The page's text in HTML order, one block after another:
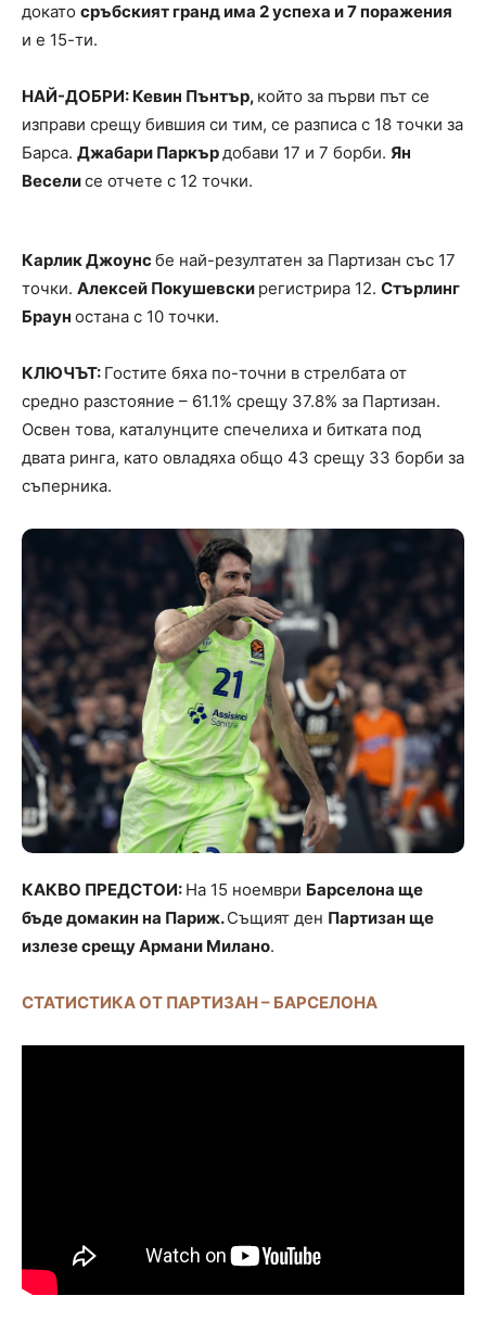
докато сръбският гранд има 2 успеха и 7 поражения
и е 15-ти.
НАЙ-ДОБРИ: Кевин Пънтър, който за първи път се
изправи срещу бившия си тим, се разписа с 18 точки за
Барса. Джабари Паркърдобави 17 и 7 борби. Ян
Веселисе отчете с 12 точки.
Карлик Джоунсбе най-резултатен за Партизан със 17
точки. Алексей Покушевски регистрира 12. Стърлинг
Браун остана с 10 точки.
КЛЮЧЪТ: Гостите бяха по-точни в стрелбата от
средно разстояние – 61.1% срещу 37.8% за Партизан.
Освен това, каталунците спечелиха и битката под
двата ринга, като овладяха общо 43 срещу 33 борби за
съперника.
КАКВО ПРЕДСТОИ: На 15 ноември Барселона ще
бъде домакин на Париж.Същият ден Партизан ще
излезе срещу Армани Милано.
СТАТИСТИКА ОТ ПАРТИЗАН – БАРСЕЛОНА